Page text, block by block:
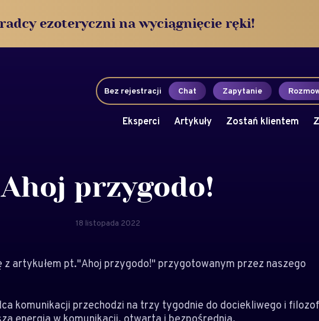
ezoteryczni na wyciągnięcie ręki!
Bez rejestracji Chat Zapytanie
Eksperci Artykuły Zostań klientem
Ahoj przygodo!
18 listopada 2022
z artykułem pt."Ahoj przygodo!" przygotowanym przez naszego
komunikacji przechodzi na trzy tygodnie do dociekliwego i